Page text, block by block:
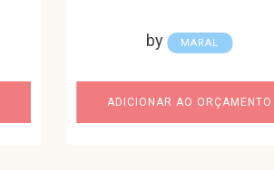
by MARAL
ADICIONAR AO ORÇAMENTO